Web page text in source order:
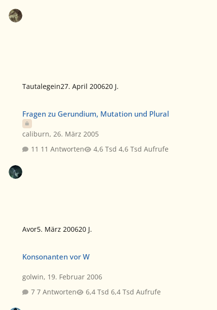
Tautalegein27. April 200620 J.
Fragen zu Gerundium, Mutation und Plural
caliburn, 26. März 2005
11 Antworten
4,6 Tsd Aufrufe
Avor5. März 200620 J.
Konsonanten vor W
golwin, 19. Februar 2006
7 Antworten
6,4 Tsd Aufrufe